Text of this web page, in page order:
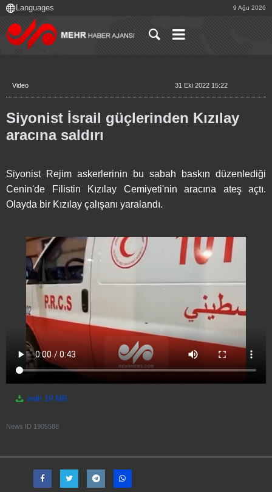
9 Ağu 2026
Video 31 Eki 2022 15:22
Siyonist İsrail güçlerinden Kızılay
aracına saldırı
Siyonist Rejim askerlerinin bu sabah baskın düzenlediği
Cenin'de Filistin Kızılay Cemiyeti'nin aracına ateş açtı.
Olayda bir Kızılay çalışanı yaralandı.
indir 19 MB
News ID 1905588